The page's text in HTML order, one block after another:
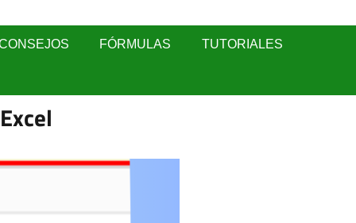
FÓRMULAS TUTORIALES